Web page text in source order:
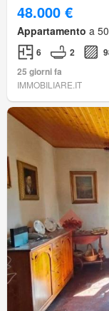
48.000 €
Appartamento a
6 2
25 giorni fa
IMMOBILIARE.IT